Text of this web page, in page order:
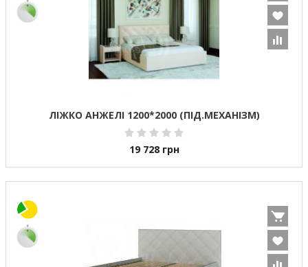
ЛІЖКО АНЖЕЛІ 1200*2000 (ПІД.МЕХАНІЗМ)
19 728 грн